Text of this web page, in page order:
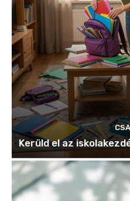
Kerüld el az